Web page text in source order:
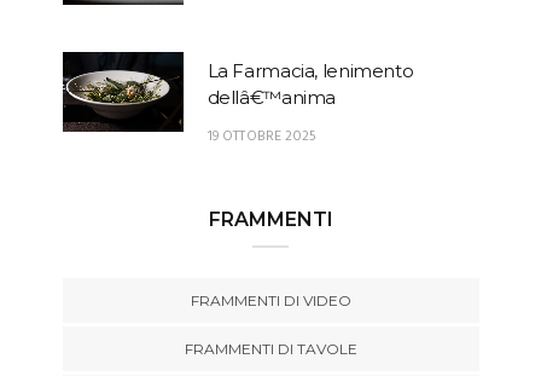
La Farmacia, lenimento
dellâ€™anima
19 OTTOBRE 2025
FRAMMENTI
FRAMMENTI DI VIDEO
FRAMMENTI DI TAVOLE